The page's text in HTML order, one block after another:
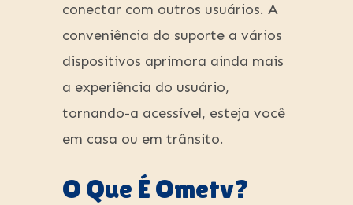
conectar com outros usuários. A
conveniência do suporte a vários
dispositivos aprimora ainda mais
a experiência do usuário,
tornando-a acessível, esteja você
em casa ou em trânsito.
O Que É Ometv?